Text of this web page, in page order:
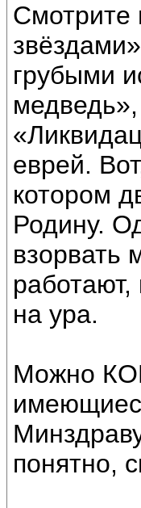
Смотрите
грубыми
еврей.
котором
Родину.
взорвать
на ура.
Можно
понятно,